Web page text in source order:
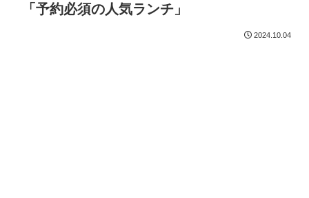
「予約必須の人気ランチ」
2024.10.04